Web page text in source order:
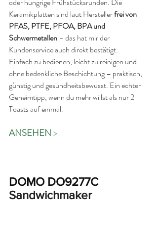
oder hungrige Frühstücksrunden. Die
Keramikplatten sind laut Hersteller frei von
PFAS, PTFE, PFOA, BPA und
Schwermetallen – das hat mir der
Kundenservice auch direkt bestätigt.
Einfach zu bedienen, leicht zu reinigen und
ohne bedenkliche Beschichtung – praktisch,
günstig und gesundheitsbewusst. Ein echter
Geheimtipp, wenn du mehr willst als nur 2
Toasts auf einmal.
ANSEHEN >
DOMO DO9277C
Sandwichmaker